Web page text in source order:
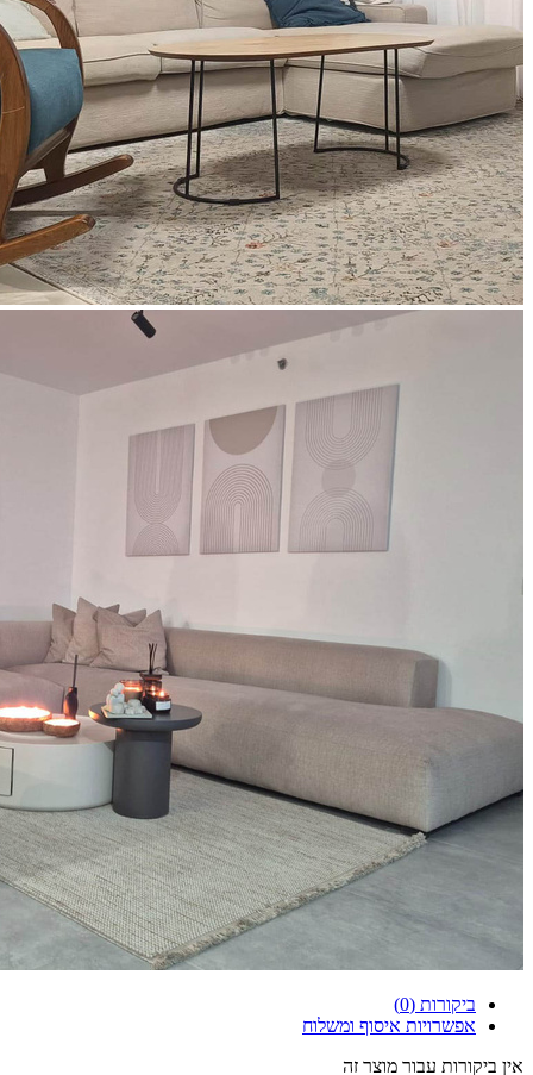
ביקורות (0)
אפשרויות איסוף ומשלוח
אין ביקורות עבור מוצר זה